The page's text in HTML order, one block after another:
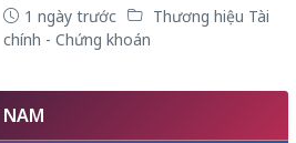
1 ngày trước
Thương hiệu Tài
chính - Chứng khoán